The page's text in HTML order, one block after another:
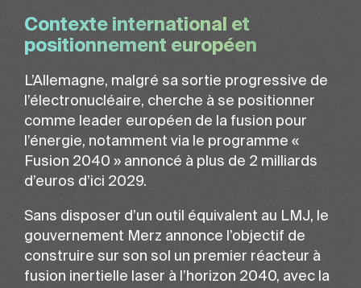
Contexte international et
positionnement européen
L’Allemagne, malgré sa sortie progressive de
l’électronucléaire, cherche à se positionner
comme leader européen de la fusion pour
l’énergie, notamment via le programme «
Fusion 2040 » annoncé à plus de 2 milliards
d’euros d’ici 2029.
Sans disposer d’un outil équivalent au LMJ, le
gouvernement Merz annonce l’objectif de
construire sur son sol un premier réacteur à
fusion inertielle laser à l’horizon 2040, avec la